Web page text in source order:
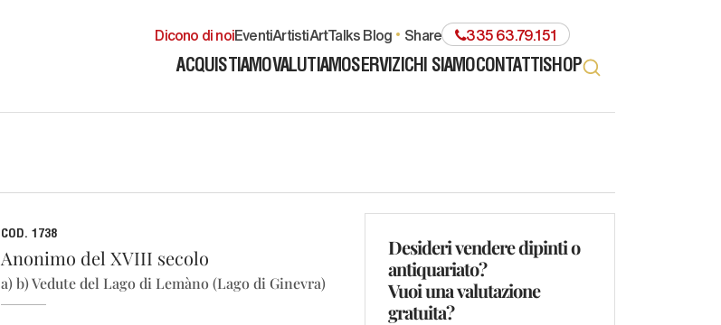
Dicono di noiEventiArtistiArtTalks Blog share 335 63.79.151
ACQUISTIAMOVALUTIAMOSERVIZICHI SIAMOCONTATTISHOP
COD. 1738
Anonimo del XVIII secolo
a) b) Vedute del Lago di Lemàno (Lago di Ginevra)
Desideri vendere dipinti o
antiquariato?
Vuoi una valutazione
gratuita?